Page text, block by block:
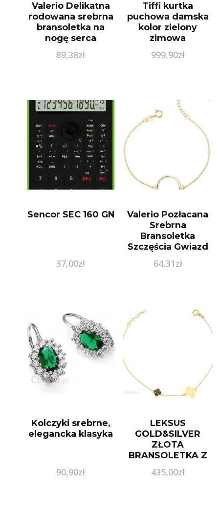
Valerio Delikatna
rodowana srebrna
bransoletka na
nogę serca
srebro 925 Z1660X
89,38zł
Tiffi kurtka
puchowa damska
kolor zielony
zimowa
999,90zł
Sencor SEC 160 GN
37,00zł
Valerio Pozłacana
Srebrna
Bransoletka
Szczęścia Gwiazd
Circle Ring
64,31zł
Kolczyki srebrne,
elegancka klasyka
90,90zł
LEKSUS
GOLD&SILVER
ZŁOTA
BRANSOLETKA Z
KWIATKIEM PR.
435,00zł